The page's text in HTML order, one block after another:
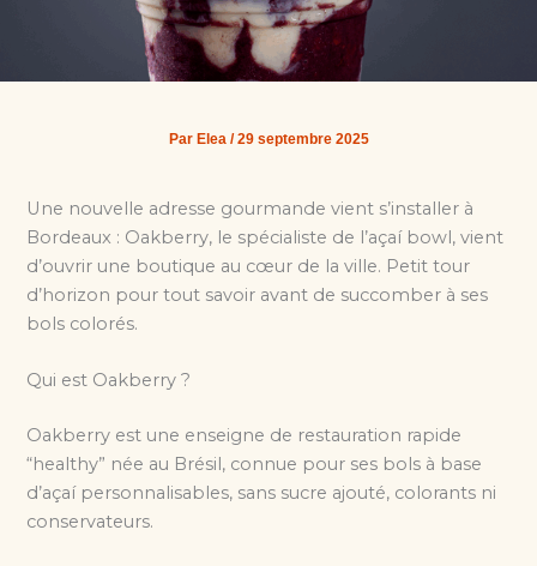
Par Elea /29 septembre 2025
Une nouvelle adresse gourmande vient s’installer à
Bordeaux : Oakberry, le spécialiste de l’açaí bowl, vient
d’ouvrir une boutique au cœur de la ville. Petit tour
d’horizon pour tout savoir avant de succomber à ses
bols colorés.
Qui est Oakberry ?
Oakberry est une enseigne de restauration rapide
“healthy” née au Brésil, connue pour ses bols à base
d’açaí personnalisables, sans sucre ajouté, colorants ni
conservateurs.